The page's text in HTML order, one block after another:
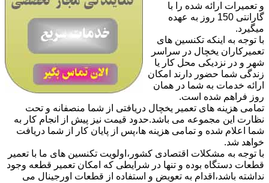
و تعمیرات ارائه شده را با
گارانتی 150 روز به عهده
میگیرد.
با توجه به اینکه تکنسین های
تعمیرکاران یخچال در سراسر
شهر و در نزدیکی محل کار یا
زندگی شما حضور دارند امکان
ارائه خدمات به شما در همان
روز فراهم شده است.
تمامی هزینه های تعمیر یخچال دریافتی از شما منصفانه و تحت
نظارت این مجموعه می باشد.حدود قیمت نیز پیش از انجام کار به
شما اعلام شده و تمامی هزینه ها،پس از پایان کار از شما دریافت
خواهد شد.
با توجه به مشکلات اقتصادی کشور،اولویت تکنسین های ما با تعمیر
قطعات دستگاه بوده و تنها در شرایطی که امکان تعمیر قطعه وجود
نداشته باشد،اقدام به تعویض و استفاده از قطعات اورجینال می